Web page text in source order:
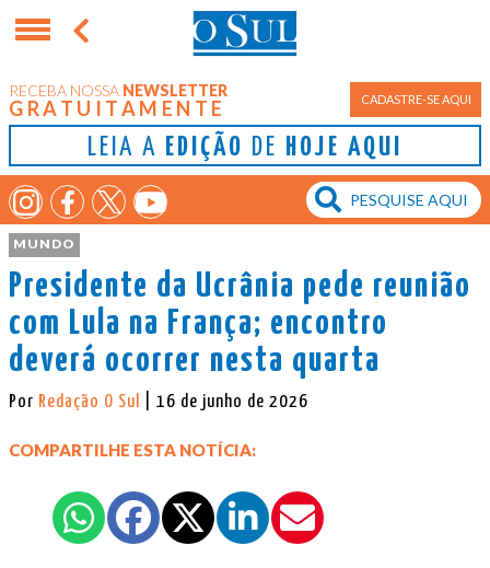
RECEBA NOSSA NEWSLETTER
GRATUITAMENTE CADASTRE-SE AQUI
LEIA A EDIÇÃO DE HOJE AQUI
MUNDO
Presidente da Ucrânia pede reunião
com Lula na França; encontro
deverá ocorrer nesta quarta
Por Redação O Sul | 16 de junho de 2026
COMPARTILHE ESTA NOTÍCIA: